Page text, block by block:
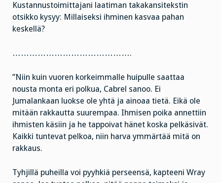
Kustannustoimittajani laatiman takakansitekstin
otsikko kysyy: Millaiseksi ihminen kasvaa pahan
keskellä?
…………………………………….
”Niin kuin vuoren korkeimmalle huipulle saattaa
nousta monta eri polkua, Cabrel sanoo. Ei
Jumalankaan luokse ole yhtä ja ainoaa tietä. Eikä ole
mitään rakkautta suurempaa. Ihmisen poika annettiin
ihmisten käsiin ja he tappoivat hänet koska pelkäsivät.
Kaikki tuntevat pelkoa, niin harva ymmärtää mitä on
rakkaus.
Tyhjillä puheilla voi pyyhkiä perseensä, kapteeni Wray